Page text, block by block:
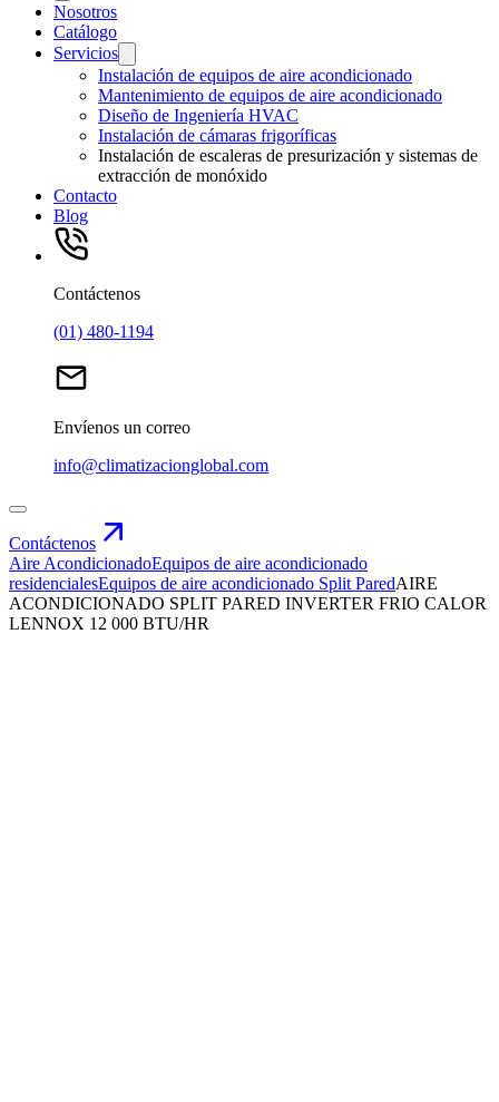
Nosotros
Catálogo
Servicios
Instalación de equipos de aire acondicionado
Mantenimiento de equipos de aire acondicionado
Diseño de Ingeniería HVAC
Instalación de cámaras frigoríficas
Instalación de escaleras de presurización y sistemas de
extracción de monóxido
Contacto
Blog
Contáctenos
(01) 480-1194
Envíenos un correo
info@climatizacionglobal.com
Contáctenos
Aire AcondicionadoEquipos de aire acondicionado
residencialesEquipos de aire acondicionado Split ParedAIRE
ACONDICIONADO SPLIT PARED INVERTER FRIO CALOR
LENNOX 12 000 BTU/HR